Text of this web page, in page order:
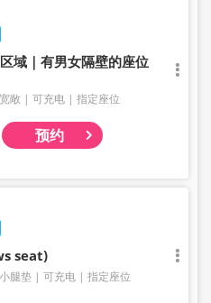
域｜有男女隔壁的座位
宽敞 可充电 指定座位
预约
seat)
小腿垫 可充电 指定座位